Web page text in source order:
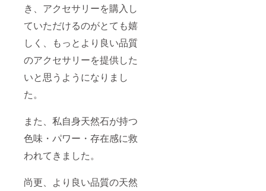
き、アクセサリーを購入し
ていただけるのがとても嬉
しく、もっとより良い品質
のアクセサリーを提供した
いと思うようになりまし
た。
また、私自身天然石が持つ
色味・パワー・存在感に救
われてきました。
尚更、より良い品質の天然